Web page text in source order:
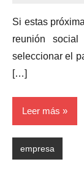
Si estas
reunión
seleccionar el
[…]
Leer más
empresa